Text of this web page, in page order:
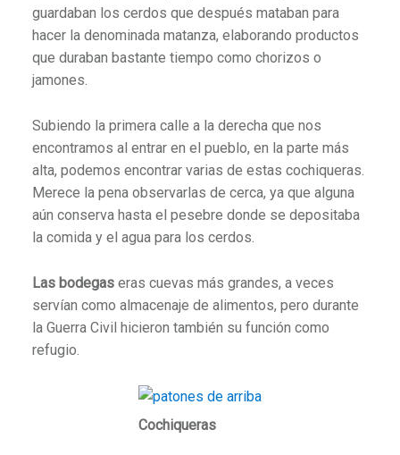
guardaban los cerdos que después mataban para
hacer la denominada matanza, elaborando productos
que duraban bastante tiempo como chorizos o
jamones.
Subiendo la primera calle a la derecha que nos
encontramos al entrar en el pueblo, en la parte más
alta, podemos encontrar varias de estas cochiqueras.
Merece la pena observarlas de cerca, ya que alguna
aún conserva hasta el pesebre donde se depositaba
la comida y el agua para los cerdos.
Las bodegaseras cuevas más grandes, a veces
servían como almacenaje de alimentos, pero durante
la Guerra Civil hicieron también su función como
refugio.
Cochiqueras